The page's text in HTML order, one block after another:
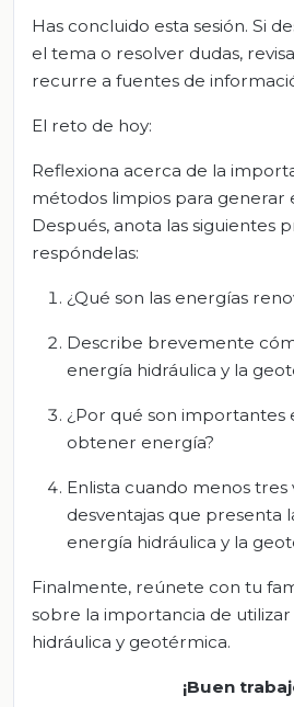
Has concluido esta sesión. Si
el tema o resolver dudas,
recurre a fuentes de
El reto de hoy:
Reflexiona acerca de la
métodos limpios para generar
Después, anota las siguientes
respóndelas:
¿Qué son las energías
Describe brevemente
energía hidráulica y la
¿Por qué son importantes
obtener energía?
Enlista cuando menos tres
desventajas que presenta
energía hidráulica y la
Finalmente, reúnete con tu
sobre la importancia de
hidráulica y geotérmica.
¡Buen